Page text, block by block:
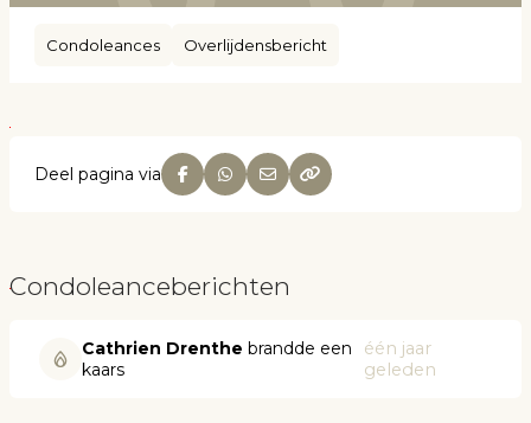
Condoleances Overlijdensbericht
Deel pagina via
Condoleanceberichten
Cathrien Drenthe brandde een
kaars
één jaar
geleden